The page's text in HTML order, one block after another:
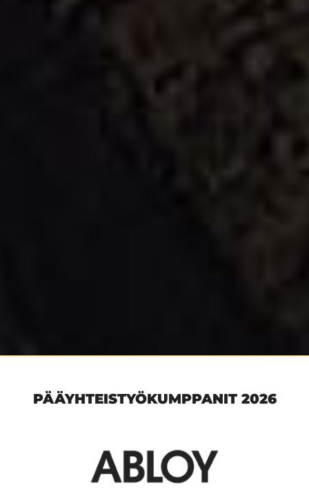
PÄÄYHTEISTYÖKUMPPANIT 2026